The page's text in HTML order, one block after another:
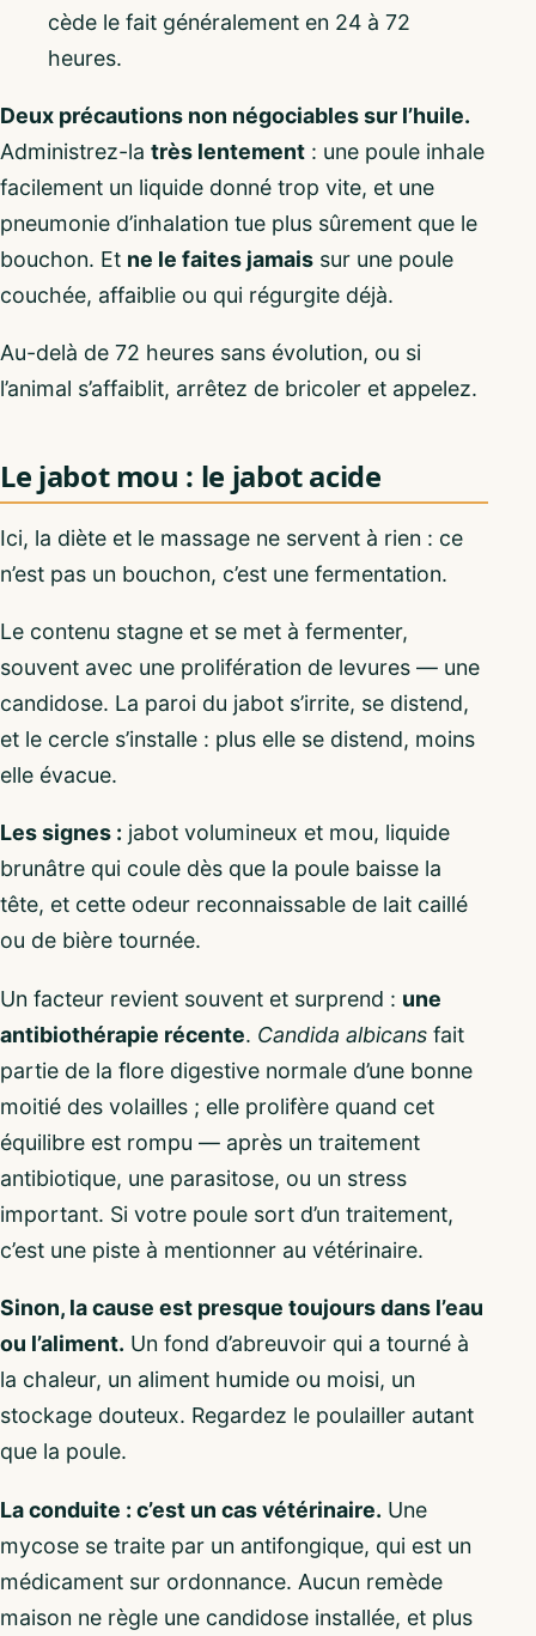
cède le fait généralement en 24 à 72
heures.
Deux précautions non négociables sur l’huile.
Administrez-la très lentement : une poule inhale
facilement un liquide donné trop vite, et une
pneumonie d’inhalation tue plus sûrement que le
bouchon. Et ne le faites jamais sur une poule
couchée, affaiblie ou qui régurgite déjà.
Au-delà de 72 heures sans évolution, ou si
l’animal s’affaiblit, arrêtez de bricoler et appelez.
Le jabot mou : le jabot acide
Ici, la diète et le massage ne servent à rien : ce
n’est pas un bouchon, c’est une fermentation.
Le contenu stagne et se met à fermenter,
souvent avec une prolifération de levures — une
candidose. La paroi du jabot s’irrite, se distend,
et le cercle s’installe : plus elle se distend, moins
elle évacue.
Les signes : jabot volumineux et mou, liquide
brunâtre qui coule dès que la poule baisse la
tête, et cette odeur reconnaissable de lait caillé
ou de bière tournée.
Un facteur revient souvent et surprend : une
antibiothérapie récente. Candida albicans fait
partie de la flore digestive normale d’une bonne
moitié des volailles ; elle prolifère quand cet
équilibre est rompu — après un traitement
antibiotique, une parasitose, ou un stress
important. Si votre poule sort d’un traitement,
c’est une piste à mentionner au vétérinaire.
Sinon, la cause est presque toujours dans l’eau
ou l’aliment. Un fond d’abreuvoir qui a tourné à
la chaleur, un aliment humide ou moisi, un
stockage douteux. Regardez le poulailler autant
que la poule.
La conduite : c’est un cas vétérinaire. Une
mycose se traite par un antifongique, qui est un
médicament sur ordonnance. Aucun remède
maison ne règle une candidose installée, et plus